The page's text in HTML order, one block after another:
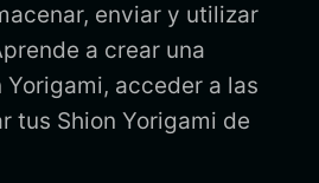
enviar y utilizar
a crear una
acceder a las
tus Shion Yorigami de